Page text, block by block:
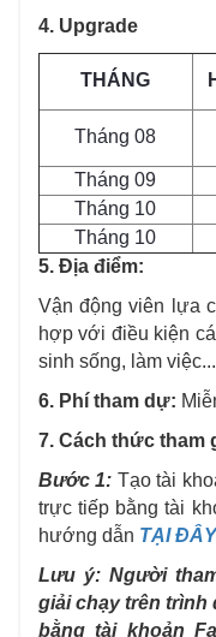
4. Upgrade
THÁNG
­Tháng 08
Tháng 09
Tháng 10
Tháng 10
5. Địa điểm:
Vận động viên lựa
hợp với điều kiện
sinh sống, làm việc...
6. Phí tham dự:
7. Cách thức tham
Bước 1: Tạo tài
trực tiếp bằng tài
hướng dẫn TẠI ĐÂY
Lưu ý: Người
giải chạy trên trình
bằng tài khoản